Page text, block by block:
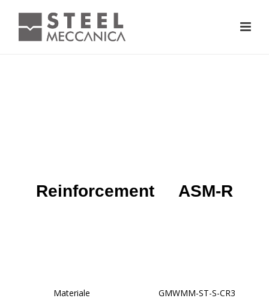
Reinforcement ASM-R
Materiale GMWMM-ST-S-CR3